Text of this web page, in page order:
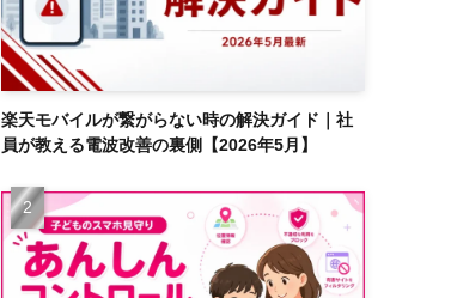
楽天モバイルが繋がらない時の解決ガイド｜社
員が教える電波改善の裏側【2026年5月】